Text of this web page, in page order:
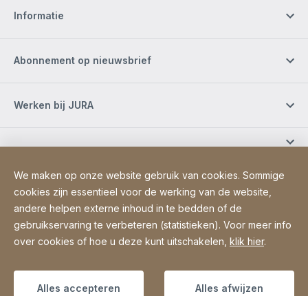
Informatie
Abonnement op nieuwsbrief
Werken bij JURA
Sociale media
Site Web
[Website information]
Sitemap
Copyright © 2026
We maken op onze website gebruik van cookies. Sommige
cookies zijn essentieel voor de werking van de website,
andere helpen externe inhoud in te bedden of de
gebruikservaring te verbeteren (statistieken). Voor meer info
over cookies of hoe u deze kunt uitschakelen, klik hier.
Alles accepteren Alles afwijzen